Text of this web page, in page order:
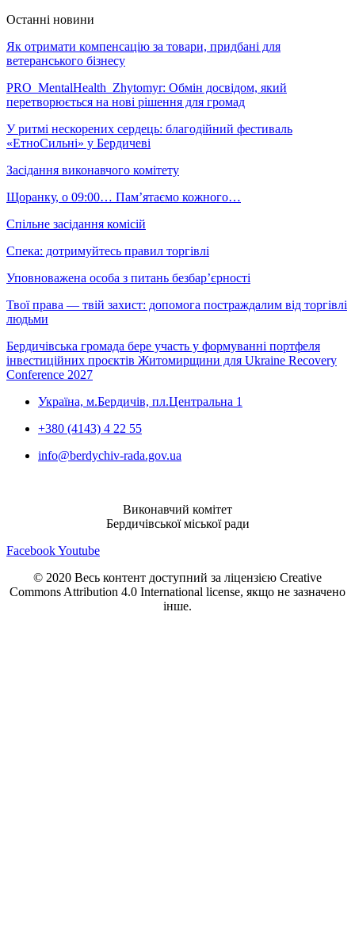
Останні новини
Як отримати компенсацію за товари, придбані для
ветеранського бізнесу
PRO_MentalHealth_Zhytomyr: Обмін досвідом, який
перетворюється на нові рішення для громад
У ритмі нескорених сердець: благодійний фестиваль
«ЕтноСильні» у Бердичеві
Засідання виконавчого комітету
Щоранку, о 09:00… Пам’ятаємо кожного…
Спільне засідання комісій
Спека: дотримуйтесь правил торгівлі
Уповноважена особа з питань безбар’єрності
Твої права — твій захист: допомога постраждалим від торгівлі
людьми
Бердичівська громада бере участь у формуванні портфеля
інвестиційних проєктів Житомирщини для Ukraine Recovery
Conference 2027
Україна, м.Бердичів, пл.Центральна 1
+380 (4143) 4 22 55
info@berdychiv-rada.gov.ua
Виконавчий комітет
Бердичівської міської ради
FacebookYoutube
© 2020 Весь контент доступний за ліцензією Creative
Commons Attribution 4.0 International license, якщо не зазначено
інше.